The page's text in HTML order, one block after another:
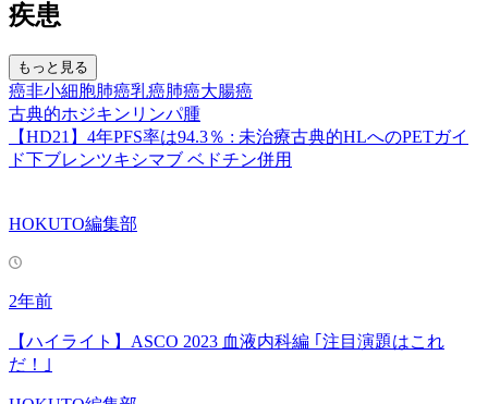
疾患
もっと見る
癌非小細胞肺癌乳癌肺癌大腸癌
古典的ホジキンリンパ腫
【HD21】4年PFS率は94.3％ : 未治療古典的HLへのPETガイ
ド下ブレンツキシマブ ベドチン併用
HOKUTO編集部
2年前
【ハイライト】ASCO 2023 血液内科編 ｢注目演題はこれ
だ！｣